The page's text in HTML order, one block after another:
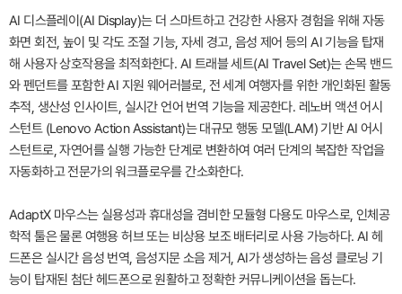
AI 디스플레이(AI Display)는 더 스마트하고 건강한 사용자 경험을 위해 자동
화면 회전, 높이 및 각도 조절 기능, 자세 경고, 음성 제어 등의 AI 기능을 탑재
해 사용자 상호작용을 최적화한다. AI 트래블 세트(AI Travel Set)는 손목 밴드
와 펜던트를 포함한 AI 지원 웨어러블로, 전 세계 여행자를 위한 개인화된 활동
추적, 생산성 인사이트, 실시간 언어 번역 기능을 제공한다. 레노버 액션 어시
스턴트 (Lenovo Action Assistant)는 대규모 행동 모델(LAM) 기반 AI 어시
스턴트로, 자연어를 실행 가능한 단계로 변환하여 여러 단계의 복잡한 작업을
자동화하고 전문가의 워크플로우를 간소화한다.
AdaptX 마우스는 실용성과 휴대성을 겸비한 모듈형 다용도 마우스로, 인체공
학적 툴은 물론 여행용 허브 또는 비상용 보조 배터리로 사용 가능하다. AI 헤
드폰은 실시간 음성 번역, 음성지문 소음 제거, AI가 생성하는 음성 클로닝 기
능이 탑재된 첨단 헤드폰으로 원활하고 정확한 커뮤니케이션을 돕는다.